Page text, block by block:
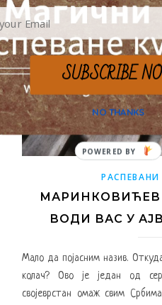
ВОДИ ВАС У
Мало да појасним назив.
колач? Ово је један од
својеврстан омаж свим
SUBSCRIBE
NO THANKS